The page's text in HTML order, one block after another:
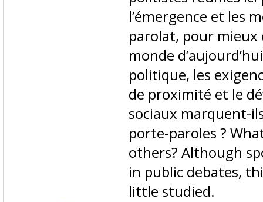
l’émergence et les
parolat, pour mieux
monde
politique, les
de proximité et le
sociaux marquent-
porte-paroles ?
others? Although
in public debates,
little studied.